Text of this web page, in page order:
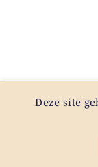
Deze site